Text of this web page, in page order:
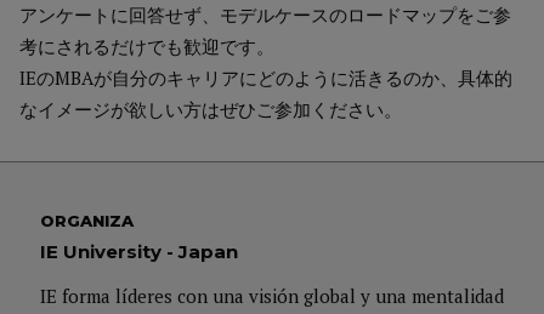
アンケートに回答せず、モデルケースのロードマップをご参
考にされるだけでも歓迎です。
IEのMBAが自分のキャリアにどのように活きるのか、具体的
なイメージが欲しい方はぜひご参加ください。
ORGANIZA
IE University - Japan
IE forma líderes con una visión global y una mentalidad